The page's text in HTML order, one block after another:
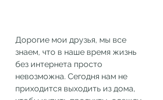
Дорогие мои друзья, мы все
знаем, что в наше время жизнь
без интернета просто
невозможна. Сегодня нам не
приходится выходить из дома,